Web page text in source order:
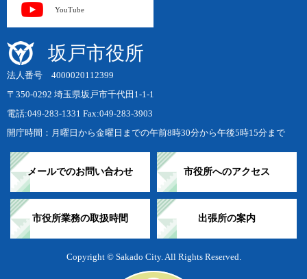
YouTube
坂戸市役所
法人番号 4000020112399
〒350-0292 埼玉県坂戸市千代田1-1-1
電話:049-283-1331 Fax:049-283-3903
開庁時間：月曜日から金曜日までの午前8時30分から午後5時15分まで
メールでのお問い合わせ 市役所へのアクセス
市役所業務の取扱時間 出張所の案内
Copyright © Sakado City. All Rights Reserved.